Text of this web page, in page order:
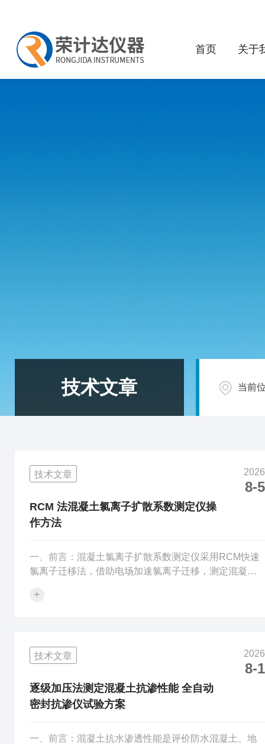
首页 关于
技术文章 当前
技术文章 2026
8-5
RCM 法混凝土氯离子扩散系数测定仪操
作方法
一、前言：混凝土氯离子扩散系数测定仪采用RCM快速
氯离子迁移法，借助电场加速氯离子迁移，测定混凝土
透的性能。二、试验原理：将经过真空饱和处理的混凝
硝酸银显色试剂标记氯离子侵入边界，测量氯离子渗透
深度，代入规范公式计算氯离子扩散系数。扩散系数数
值越小，代表混凝土抵抗氯离子渗透能力越好。三、...
+
技术文章 2026
8-1
逐级加压法测定混凝土抗渗性能 全自动
密封抗渗仪试验方案
一、前言：混凝土抗水渗透性能是评价防水混凝土、地